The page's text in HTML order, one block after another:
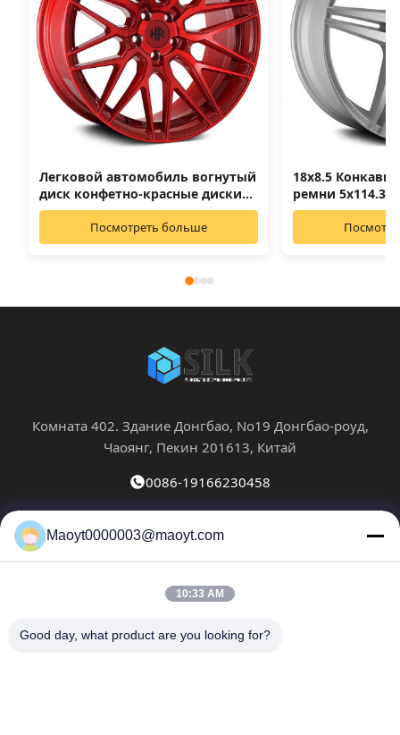
Легковой автомобиль вогнутый
диск конфетно-красные диски
18/20
Посмотреть больше
18х8.5
ремни 5х114.3
Комната 402. Здание Донгбао, No19 Донгбао-роуд,
Чаоянг, Пекин 201613, Китай
0086-19166230458
ПродуктыСвяжитесь С Нами
Maoyt0000003@maoyt.com
10:33 AM
Good day, what product are you looking for?